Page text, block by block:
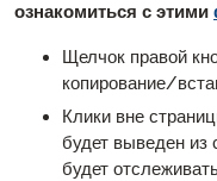
ознакомиться с этими
Щелчок правой
копирование/
Клики вне
будет выведен из
будет